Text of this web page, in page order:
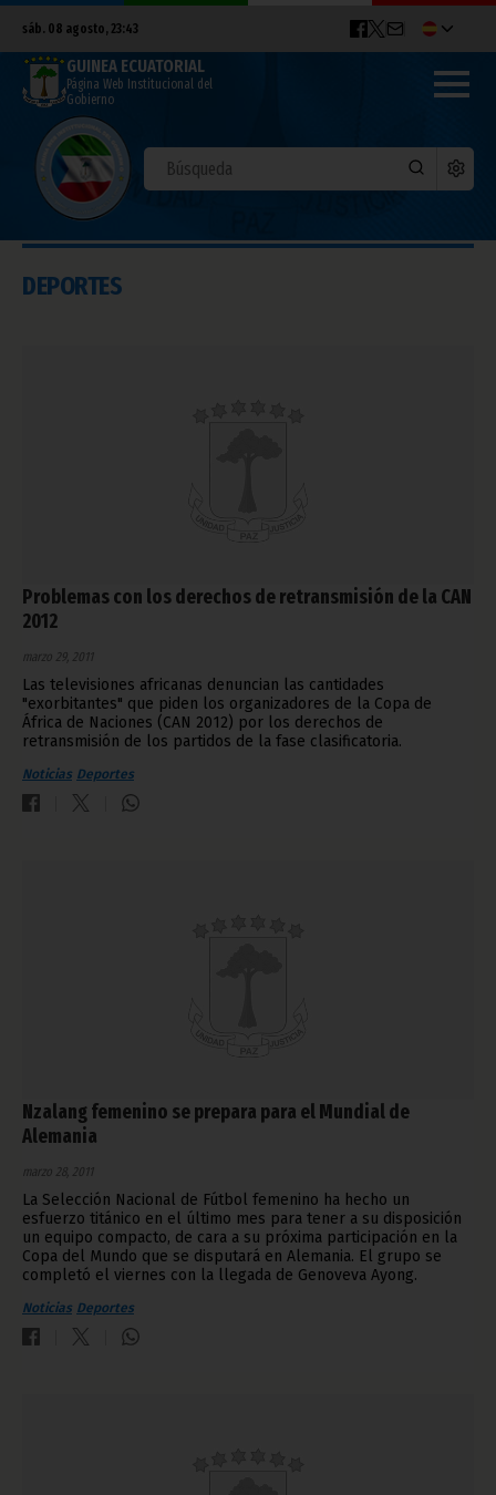
sáb. 08 agosto, 23:43
GUINEA ECUATORIAL
Página Web Institucional del
Gobierno
DEPORTES
Problemas con los derechos de retransmisión de la CAN
2012
marzo 29, 2011
Las televisiones africanas denuncian las cantidades
"exorbitantes" que piden los organizadores de la Copa de
África de Naciones (CAN 2012) por los derechos de
retransmisión de los partidos de la fase clasificatoria.
Noticias Deportes
Nzalang femenino se prepara para el Mundial de
Alemania
marzo 28, 2011
La Selección Nacional de Fútbol femenino ha hecho un
esfuerzo titánico en el último mes para tener a su disposición
un equipo compacto, de cara a su próxima participación en la
Copa del Mundo que se disputará en Alemania. El grupo se
completó el viernes con la llegada de Genoveva Ayong.
Noticias Deportes